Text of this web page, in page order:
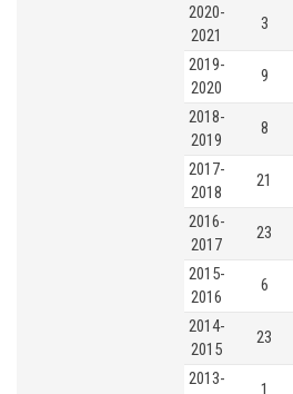
2020-
2021
3
2019-
2020
9
2018-
2019
8
2017-
2018
21
2016-
2017
23
2015-
2016
6
2014-
2015
23
2013-
1